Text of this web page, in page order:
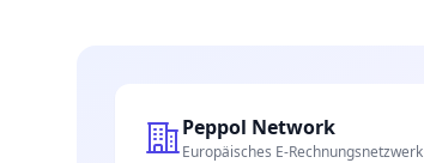
Peppol Network
Europäisches E-Rechnungsnetzwerk